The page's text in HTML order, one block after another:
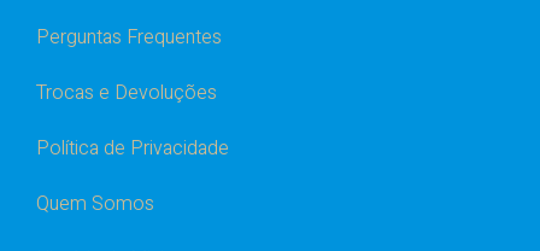
Perguntas Frequentes
Trocas e Devoluções
Política de Privacidade
Quem Somos